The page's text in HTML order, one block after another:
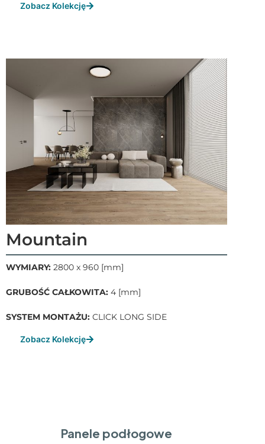
Zobacz Kolekcję
Mountain
WYMIARY: 2800 x 960 [mm]
GRUBOŚĆ CAŁKOWITA: 4 [mm]
SYSTEM MONTAŻU: CLICK LONG SIDE
Zobacz Kolekcję
Panele podłogowe